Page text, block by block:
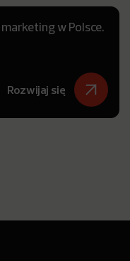
w Polsce.
Rozwijaj się